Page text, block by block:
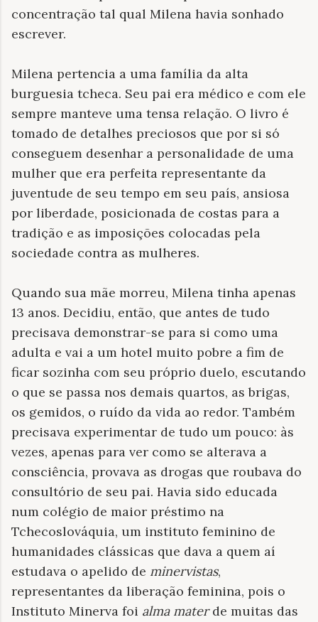
concentração tal qual Milena havia sonhado
escrever.
Milena pertencia a uma família da alta
burguesia tcheca. Seu pai era médico e com ele
sempre manteve uma tensa relação. O livro é
tomado de detalhes preciosos que por si só
conseguem desenhar a personalidade de uma
mulher que era perfeita representante da
juventude de seu tempo em seu país, ansiosa
por liberdade, posicionada de costas para a
tradição e as imposições colocadas pela
sociedade contra as mulheres.
Quando sua mãe morreu, Milena tinha apenas
13 anos. Decidiu, então, que antes de tudo
precisava demonstrar-se para si como uma
adulta e vai a um hotel muito pobre a fim de
ficar sozinha com seu próprio duelo, escutando
o que se passa nos demais quartos, as brigas,
os gemidos, o ruído da vida ao redor. Também
precisava experimentar de tudo um pouco: às
vezes, apenas para ver como se alterava a
consciência, provava as drogas que roubava do
consultório de seu pai. Havia sido educada
num colégio de maior préstimo na
Tchecoslováquia, um instituto feminino de
humanidades clássicas que dava a quem aí
estudava o apelido de minervistas,
representantes da liberação feminina, pois o
Instituto Minerva foi alma materde muitas das